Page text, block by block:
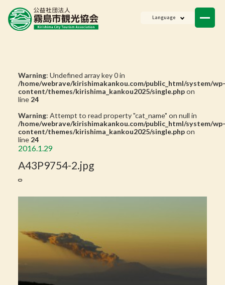
Language
Warning: Undefined array key 0 in
/home/webrave/kirishimakankou.com/public_html/system/wp-
content/themes/kirishima_kankou2025/single.phpon
line 24
Warning: Attempt to read property "cat_name" on null in
/home/webrave/kirishimakankou.com/public_html/system/wp-
content/themes/kirishima_kankou2025/single.phpon
line 24
2016.1.29
A43P9754-2.jpg